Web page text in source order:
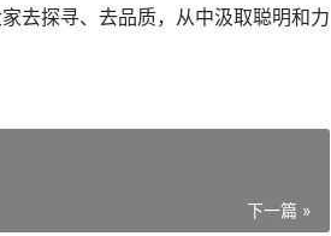
去探寻、去品质，从中汲取聪明和力
下一篇 »